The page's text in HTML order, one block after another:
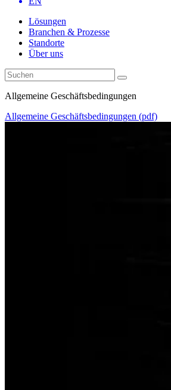
Lösungen
Branchen & Prozesse
Standorte
Über uns
Allgemeine Geschäftsbedingungen
Allgemeine Geschäftsbedingungen (pdf)